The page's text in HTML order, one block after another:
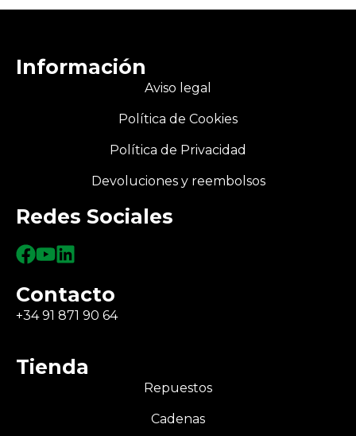
Información
Aviso legal
Política de Cookies
Política de Privacidad
Devoluciones y reembolsos
Redes Sociales
Contacto
+34 91 871 90 64
Tienda
Repuestos
Cadenas